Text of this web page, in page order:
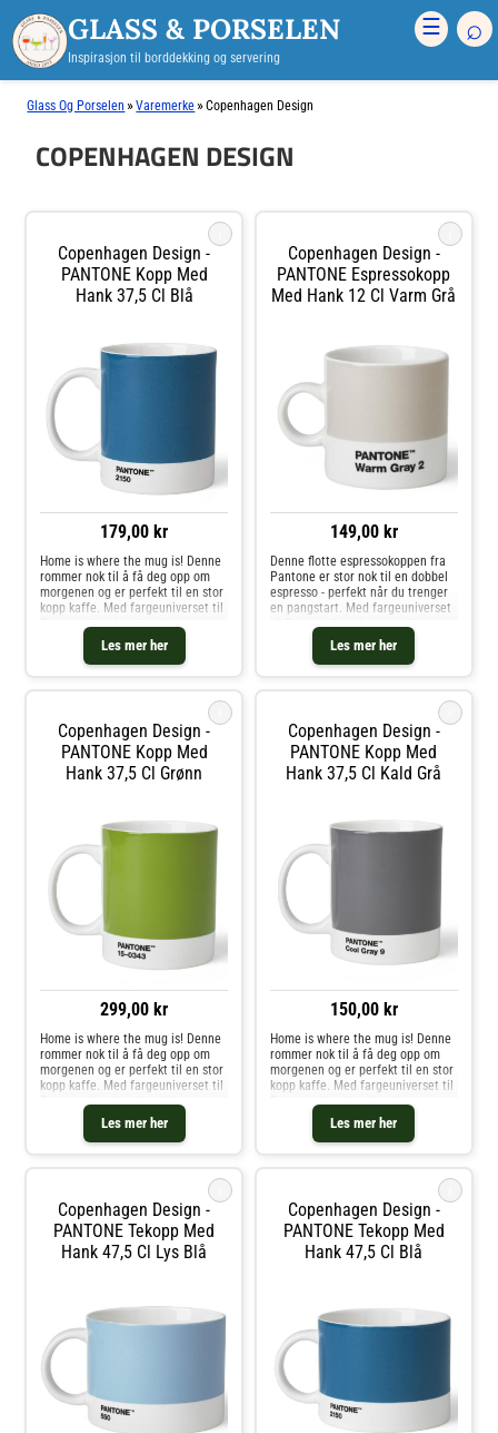
GLASS & PORSELEN
Inspirasjon til borddekking og servering
☰ ⌕
Glass Og Porselen »Varemerke »Copenhagen Design
COPENHAGEN DESIGN
Copenhagen Design -
PANTONE Kopp Med
Hank 37,5 Cl Blå
179,00 kr
Les mer her
Home is where the mug is! Denne
rommer nok til å få deg opp om
morgenen og er perfekt til en stor
kopp kaffe. Med fargeuniverset til
personlige farge til
favorittkoppen. Hver kopp er i
fineste benporselen.
Copenhagen Design -
PANTONE Espressokopp
Med Hank 12 Cl Varm Grå
149,00 kr
Les mer her
Denne flotte espressokoppen fra
Pantone er stor nok til en dobbel
espresso - perfekt når du trenger
en pangstart. Med fargeuniverset
personlige farge til
favorittkoppen. Hver kopp er i
fineste benporselen.
Copenhagen Design -
PANTONE Kopp Med
Hank 37,5 Cl Grønn
299,00 kr
Les mer her
Home is where the mug is! Denne
rommer nok til å få deg opp om
morgenen og er perfekt til en stor
kopp kaffe. Med fargeuniverset til
Pantone kan du velge din
personlige farge til
favorittkoppen. Hver kopp er i
fineste benporselen.
Copenhagen Design -
PANTONE Kopp Med
Hank 37,5 Cl Kald Grå
150,00 kr
Les mer her
Home is where the mug is! Denne
rommer nok til å få deg opp om
morgenen og er perfekt til en stor
kopp kaffe. Med fargeuniverset til
Pantone kan du velge din
personlige farge til
favorittkoppen. Hver kopp er i
fineste benporselen.
Copenhagen Design -
PANTONE Tekopp Med
Hank 47,5 Cl Lys Blå
Copenhagen Design -
PANTONE Tekopp Med
Hank 47,5 Cl Blå